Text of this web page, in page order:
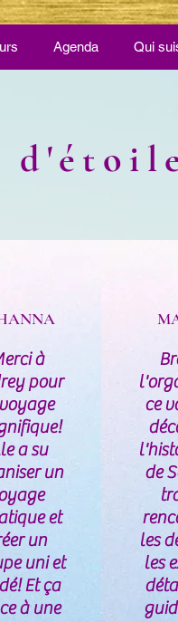
Agenda Qui
à
pour
a su
un
et
un
uni et
Et ça
à une
ce
de
les
les